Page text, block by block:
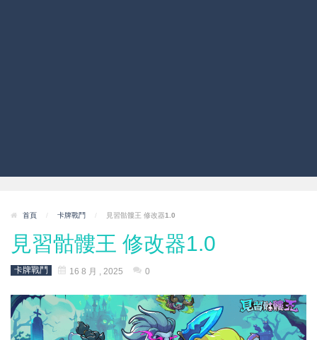
首頁 / 卡牌戰鬥 / 見習骷髏王 修改器1.0
見習骷髏王 修改器1.0
卡牌戰鬥 16 8 月 , 2025 0